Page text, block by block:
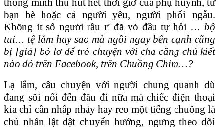
thông minh thu hút hết thời giờ của phụ huynh, từ
bạn bè hoặc cả người yêu, người phối ngẫu.
Không ít số người rầu rĩ đã vò đầu tự hỏi … bộ
tui… tệ lắm hay sao mà ngồi ngay bên cạnh cũng
bị [giả] bỏ lơ để trò chuyện với cha căng chú kiết
nào đó trên Facebook, trên Chuồng Chim…?
Lạ lắm, câu chuyện với người chung quanh dù
đang sôi nổi đến đâu đi nữa mà chiếc điện thoại
kia chỉ cần nhấp nháy hay reo một tiếng chuông là
chủ nhân lật đật chuyển hướng, ngưng theo dõi